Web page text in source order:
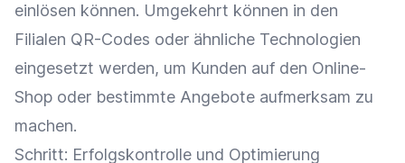
einlösen können. Umgekehrt können in den
Filialen QR-Codes oder ähnliche Technologien
eingesetzt werden, um Kunden auf den Online-
Shop oder bestimmte Angebote aufmerksam zu
machen.
Schritt: Erfolgskontrolle und Optimierung